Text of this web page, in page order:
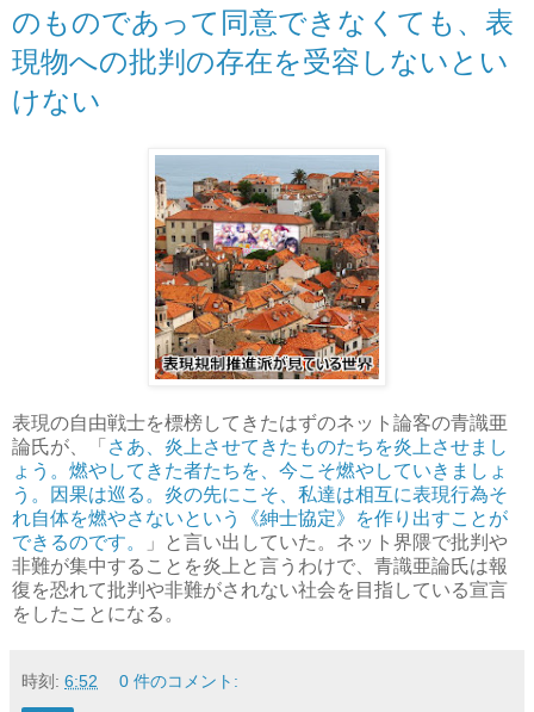
のものであって同意できなくても、表
現物への批判の存在を受容しないとい
けない
表現の自由戦士を標榜してきたはずのネット論客の青識亜
論氏が、「 さあ、炎上させてきたものたちを炎上させまし
ょう。燃やしてきた者たちを、今こそ燃やしていきましょ
う。因果は巡る。炎の先にこそ、私達は相互に表現行為そ
れ自体を燃やさないという《紳士協定》を作り出すことが
できるのです。
」と言い出していた。ネット界隈で批判や
非難が集中することを炎上と言うわけで、青識亜論氏は報
復を恐れて批判や非難がされない社会を目指している宣言
をしたことになる。
時刻: 6:52 0 件のコメント: